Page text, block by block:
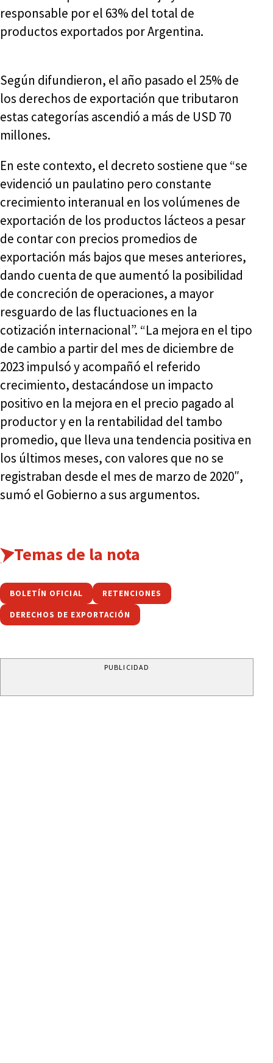
responsable por el 63% del total de
productos exportados por Argentina.
Según difundieron, el año pasado el 25% de
los derechos de exportación que tributaron
estas categorías ascendió a más de USD 70
millones.
En este contexto, el decreto sostiene que “se
evidenció un paulatino pero constante
crecimiento interanual en los volúmenes de
exportación de los productos lácteos a pesar
de contar con precios promedios de
exportación más bajos que meses anteriores,
dando cuenta de que aumentó la posibilidad
de concreción de operaciones, a mayor
resguardo de las fluctuaciones en la
cotización internacional”. “La mejora en el tipo
de cambio a partir del mes de diciembre de
2023 impulsó y acompañó el referido
crecimiento, destacándose un impacto
positivo en la mejora en el precio pagado al
productor y en la rentabilidad del tambo
promedio, que lleva una tendencia positiva en
los últimos meses, con valores que no se
registraban desde el mes de marzo de 2020″,
sumó el Gobierno a sus argumentos.
Temas de la nota
BOLETÍN OFICIAL RETENCIONES
DERECHOS DE EXPORTACIÓN
PUBLICIDAD